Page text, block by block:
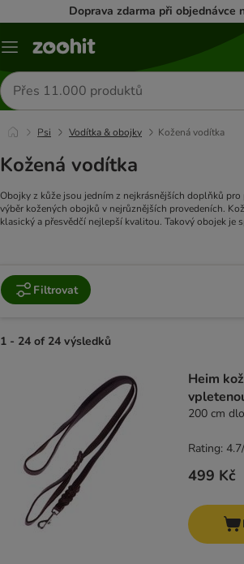
Doprava zdarma při objednávce
Menu
Hledat
produkty
Psi Vodítka & obojky Kožená vodítka
Kožená vodítka
Obojky z kůže jsou jedním z nejkrásnějších doplňků pro
výběr kožených obojků v nejrůznějších provedeních.
klasický a přesvědčí nejlepší kvalitou. Takový obojek je
Filtrovat
1 - 24 of 24 výsledků
Heim
200 cm
499 Kč
Rating: